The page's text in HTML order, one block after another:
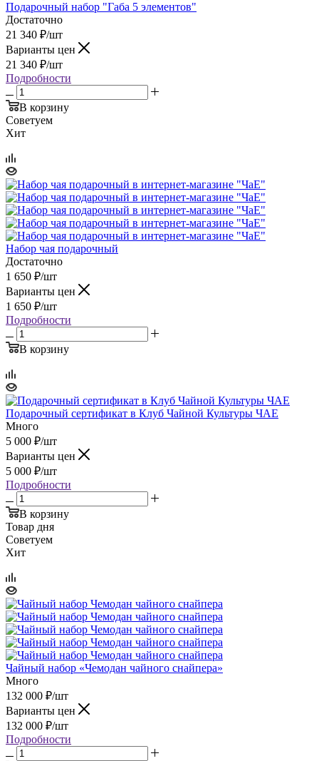
Подарочный набор "Габа 5 элементов"
Достаточно
21 340 ₽/шт
Варианты цен
21 340 ₽/шт
Подробности
В корзину
Советуем
Хит
Набор чая подарочный
Достаточно
1 650 ₽/шт
Варианты цен
1 650 ₽/шт
Подробности
В корзину
Подарочный сертификат в Клуб Чайной Культуры ЧАЕ
Много
5 000 ₽/шт
Варианты цен
5 000 ₽/шт
Подробности
В корзину
Товар дня
Советуем
Хит
Чайный набор «Чемодан чайного снайпера»
Много
132 000 ₽/шт
Варианты цен
132 000 ₽/шт
Подробности